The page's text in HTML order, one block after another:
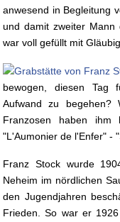
anwesend in Begleitung
und damit zweiter Mann
war voll gefüllt mit
bewogen, diesen Tag
Aufwand zu
Franzosen haben ihm
"L'Aumonier de l'Enfer" -
Franz Stock wurde
Neheim im nördlichen
den Jugendjahren
Frieden. So war er